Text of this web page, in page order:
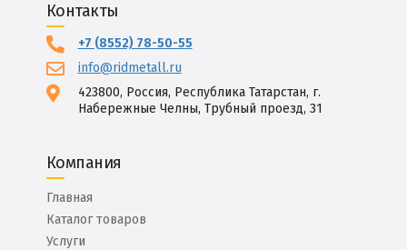
Контакты
+7 (8552) 78-50-55
info@ridmetall.ru
423800, Россия, Республика Татарстан, г.
Набережные Челны, Трубный проезд, 31
Компания
Главная
Каталог товаров
Услуги